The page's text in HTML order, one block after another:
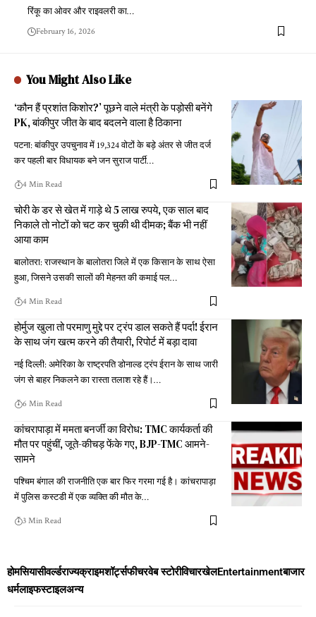
रिंकू का ओवर और राइवलरी का…
February 16, 2026
You Might Also Like
‘कौन हैं प्रशांत किशोर?’ पूछने वाले मंत्री के पड़ोसी बनेंगे
PK, बांकीपुर जीत के बाद बदलने वाला है ठिकाना
पटना: बांकीपुर उपचुनाव में 19,324 वोटों के बड़े अंतर से जीत दर्ज
कर पहली बार विधायक बने जन सुराज पार्टी…
4 Min Read
चोरी के डर से खेत में गाड़े थे 5 लाख रुपये, एक साल बाद
निकाले तो नोटों को चट कर चुकी थी दीमक; बैंक भी नहीं
आया काम
बालोतरा: राजस्थान के बालोतरा जिले में एक किसान के साथ ऐसा
हुआ, जिसने उसकी सालों की मेहनत की कमाई पल…
4 Min Read
होर्मुज खुला तो परमाणु मुद्दे पर ट्रंप डाल सकते हैं पर्दा! ईरान
के साथ जंग खत्म करने की तैयारी, रिपोर्ट में बड़ा दावा
नई दिल्ली: अमेरिका के राष्ट्रपति डोनाल्ड ट्रंप ईरान के साथ जारी
जंग से बाहर निकलने का रास्ता तलाश रहे हैं।…
6 Min Read
कांचरापाड़ा में ममता बनर्जी का विरोध: TMC कार्यकर्ता की
मौत पर पहुंचीं, जूते-कीचड़ फेंके गए, BJP-TMC आमने-
सामने
पश्चिम बंगाल की राजनीति एक बार फिर गरमा गई है। कांचरापाड़ा
में पुलिस कस्टडी में एक व्यक्ति की मौत के…
3 Min Read
होमसियासीवर्ल्डराज्यक्राइमशॉर्ट्सफीचरवेब स्टोरीविचारखेलEntertainmentबाजार
धर्मलाइफस्टाइलअन्य